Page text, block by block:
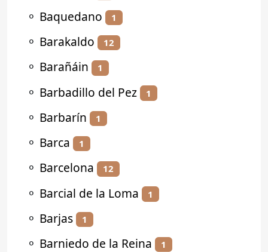
⚬ Baquedano 1
⚬ Barakaldo 12
⚬ Barañáin 1
⚬ Barbadillo del Pez 1
⚬ Barbarín 1
⚬ Barca 1
⚬ Barcelona 12
⚬ Barcial de la Loma 1
⚬ Barjas 1
⚬ Barniedo de la Reina 1